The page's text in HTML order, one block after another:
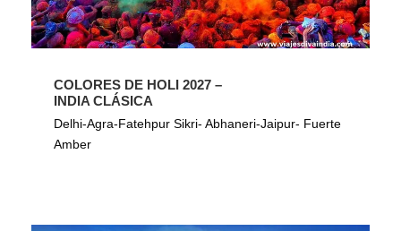
COLORES DE HOLI 2027 –
INDIA CLÁSICA
Delhi-Agra-Fatehpur Sikri- Abhaneri-Jaipur- Fuerte
Amber